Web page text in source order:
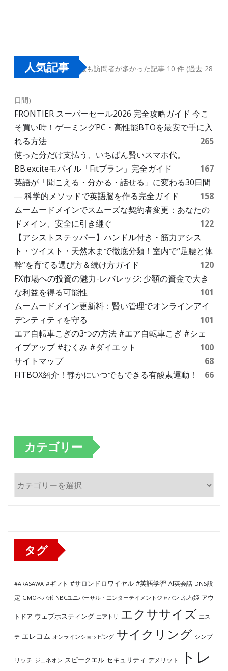
人気記事 最も訪問者が多かった記事 10 件 (過去 28
日間)
FRONTIER スーパーセール2026 完全攻略ガイド 今こ
そ買い時！ゲーミングPC・高性能BTOを最安で手に入
れる方法
265
使った分だけ支払う、いちばん賢いスマホ代。
BB.exciteモバイル「Fitプラン」完全ガイド
167
英語が「聞こえる・分かる・話せる」に変わる30日間
― 科学的メソッドで英語脳を作る完全ガイド
158
ムームードメインでスムーズな契約者変更：あなたの
ドメイン、安全に引き継ぐ
122
【アシストステッパー】ハンドル付き・筋力アシス
ト・ツイスト・天然木まで徹底分類！室内で“足腰と体
幹”を育てる選び方＆続け方ガイド
120
FX市場への投資の魅力-レバレッジ: 少額の資金で大き
な利益を得る可能性
101
ムームードメイン更新料：賢い管理でオンラインアイ
デンティティを守る
101
エア自転車こぎの3つの方法 #エア自転車こぎ #シェ
イプアップ #むくみ #ダイエット
100
サイトマップ
68
FITBOX紹介！静かにいつでもできる有酸素運動！
66
カテゴリー
テ
タグ
#ARASAWA #ギフト #サロンドロワイヤル #英語学習 AI英会話 DNS設
定 GMOペパボ NBCユニバーサル・エンターテイメントジャパン ふわ姫 アウ
トドア ウェブホスティング エアトリ エクササイズ エス
テ エレコム オンラインショッピング サイクリング シンプ
リッチ ジェネオン スピークエル セキュリティ デメリット
トレ